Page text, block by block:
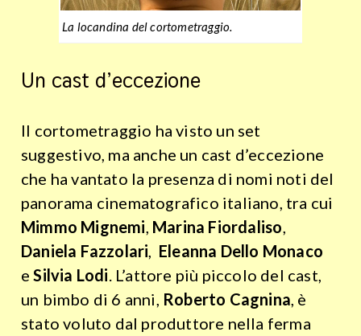
La locandina del cortometraggio.
Un cast d’eccezione
Il cortometraggio ha visto un set
suggestivo, ma anche un cast d’eccezione
che ha vantato la presenza di nomi noti del
panorama cinematografico italiano, tra cui
Mimmo Mignemi Marina Fiordaliso
Daniela Fazzolari
Eleanna Dello Monaco
eSilvia Lodi . L’attore più piccolo del cast,
un bimbo di 6 anni, Roberto Cagnina , è
stato voluto dal produttore nella ferma